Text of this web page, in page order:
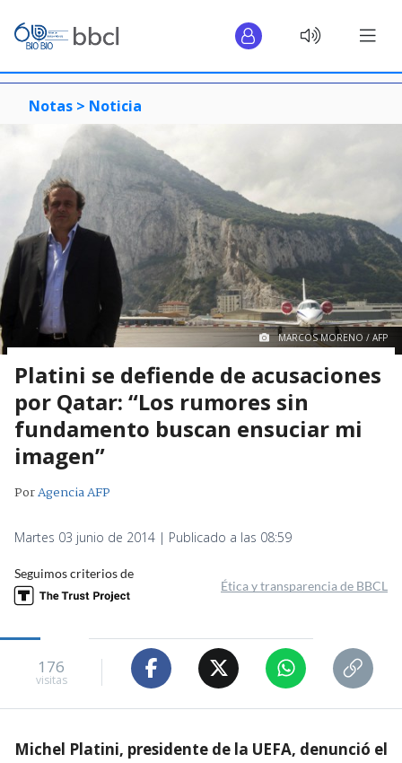
Notas > Noticia
MARCOS MORENO / AFP
Platini se defiende de acusaciones
por Qatar: “Los rumores sin
fundamento buscan ensuciar mi
imagen”
PorAgencia AFP
Martes 03 junio de 2014 | Publicado a las 08:59
Seguimos criterios de
Ética y transparencia de BBCL
176
visitas
Michel Platini, presidente de la UEFA, denunció el